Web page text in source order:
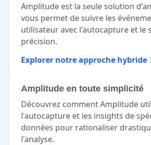
Amplitude est la seule solution
vous permet de suivre les
utilisateur avec l'autocapture et le
précision.
Explorer notre approche hybride
Amplitude en toute simplicité
Découvrez comment Amplitude
l'autocapture et les insights de
données pour rationaliser
l'analyse.